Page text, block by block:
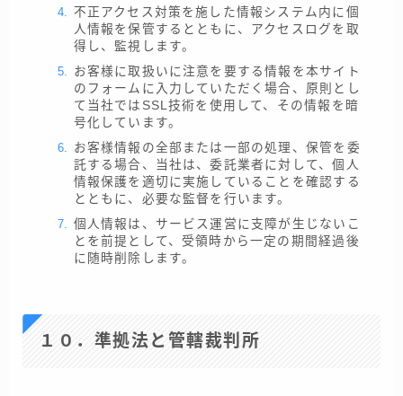
不正アクセス対策を施した情報システム内に個
人情報を保管するとともに、アクセスログを取
得し、監視します。
お客様に取扱いに注意を要する情報を本サイト
のフォームに入力していただく場合、原則とし
て当社ではSSL技術を使用して、その情報を暗
号化しています。
お客様情報の全部または一部の処理、保管を委
託する場合、当社は、委託業者に対して、個人
情報保護を適切に実施していることを確認する
とともに、必要な監督を行います。
個人情報は、サービス運営に支障が生じないこ
とを前提として、受領時から一定の期間経過後
に随時削除します。
１０．準拠法と管轄裁判所